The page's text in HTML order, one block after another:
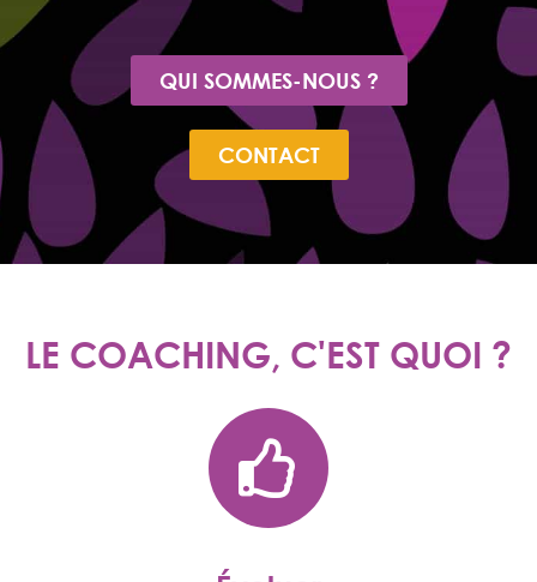
QUI SOMMES-NOUS ?
CONTACT
LE COACHING, C'EST QUOI ?